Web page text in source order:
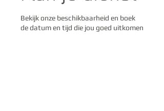
Bekijk onze beschikbaarheid en boek
de datum en tijd die jou goed uitkomen